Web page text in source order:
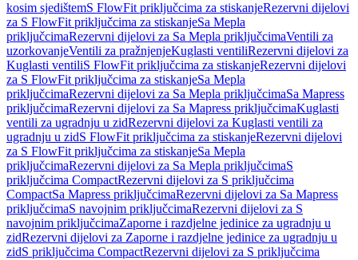
kosim sjedištemS FlowFit priključcima za stiskanjeRezervni dijelovi
za S FlowFit priključcima za stiskanjeSa Mepla
priključcimaRezervni dijelovi za Sa Mepla priključcimaVentili za
uzorkovanjeVentili za pražnjenjeKuglasti ventiliRezervni dijelovi za
Kuglasti ventiliS FlowFit priključcima za stiskanjeRezervni dijelovi
za S FlowFit priključcima za stiskanjeSa Mepla
priključcimaRezervni dijelovi za Sa Mepla priključcimaSa Mapress
priključcimaRezervni dijelovi za Sa Mapress priključcimaKuglasti
ventili za ugradnju u zidRezervni dijelovi za Kuglasti ventili za
ugradnju u zidS FlowFit priključcima za stiskanjeRezervni dijelovi
za S FlowFit priključcima za stiskanjeSa Mepla
priključcimaRezervni dijelovi za Sa Mepla priključcimaS
priključcima CompactRezervni dijelovi za S priključcima
CompactSa Mapress priključcimaRezervni dijelovi za Sa Mapress
priključcimaS navojnim priključcimaRezervni dijelovi za S
navojnim priključcimaZaporne i razdjelne jedinice za ugradnju u
zidRezervni dijelovi za Zaporne i razdjelne jedinice za ugradnju u
zidS priključcima CompactRezervni dijelovi za S priključcima